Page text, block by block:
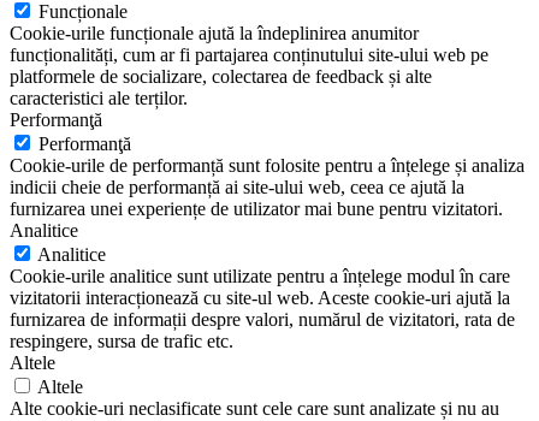
Funcționale
Cookie-urile funcționale ajută la îndeplinirea anumitor
funcționalități, cum ar fi partajarea conținutului site-ului web pe
platformele de socializare, colectarea de feedback și alte
caracteristici ale terților.
Performanţă
Performanţă
Cookie-urile de performanță sunt folosite pentru a înțelege și analiza
indicii cheie de performanță ai site-ului web, ceea ce ajută la
furnizarea unei experiențe de utilizator mai bune pentru vizitatori.
Analitice
Analitice
Cookie-urile analitice sunt utilizate pentru a înțelege modul în care
vizitatorii interacționează cu site-ul web. Aceste cookie-uri ajută la
furnizarea de informații despre valori, numărul de vizitatori, rata de
respingere, sursa de trafic etc.
Altele
Altele
Alte cookie-uri neclasificate sunt cele care sunt analizate și nu au